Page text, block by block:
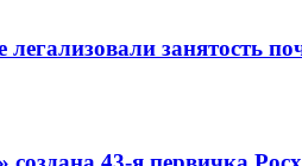
занятость